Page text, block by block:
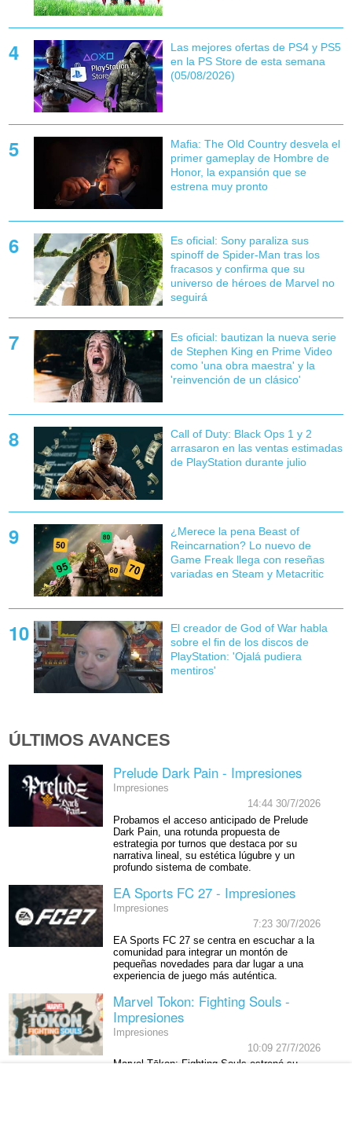
Las mejores ofertas de PS4 y PS5
en la PS Store de esta semana
(05/08/2026)
Mafia: The Old Country desvela el
primer gameplay de Hombre de
Honor, la expansión que se
estrena muy pronto
Es oficial: Sony paraliza sus
spinoff de Spider-Man tras los
fracasos y confirma que su
universo de héroes de Marvel no
seguirá
Es oficial: bautizan la nueva serie
de Stephen King en Prime Video
como 'una obra maestra' y la
'reinvención de un clásico'
Call of Duty: Black Ops 1 y 2
arrasaron en las ventas estimadas
de PlayStation durante julio
¿Merece la pena Beast of
Reincarnation? Lo nuevo de
Game Freak llega con reseñas
variadas en Steam y Metacritic
El creador de God of War habla
sobre el fin de los discos de
PlayStation: 'Ojalá pudiera
mentiros'
ÚLTIMOS AVANCES
Prelude Dark Pain - Impresiones
Impresiones
14:44 30/7/2026
Probamos el acceso anticipado de Prelude
Dark Pain, una rotunda propuesta de
estrategia por turnos que destaca por su
narrativa lineal, su estética lúgubre y un
profundo sistema de combate.
EA Sports FC 27 - Impresiones
Impresiones
7:23 30/7/2026
EA Sports FC 27 se centra en escuchar a la
comunidad para integrar un montón de
pequeñas novedades para dar lugar a una
experiencia de juego más auténtica.
Marvel Tokon: Fighting Souls -
Impresiones
Impresiones
10:09 27/7/2026
Marvel Tōkon: Fighting Souls estrenó su